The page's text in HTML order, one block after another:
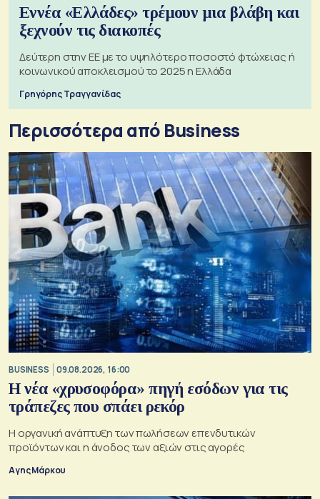
Εννέα «Ελλάδες» τρέμουν μια βλάβη και
ξεχνούν τις διακοπές
Δεύτερη στην ΕΕ με το υψηλότερο ποσοστό φτώχειας ή
κοινωνικού αποκλεισμού το 2025 η Ελλάδα
Γρηγόρης Τραγγανίδας
Περισσότερα από Business
BUSINESS 09.08.2026, 16:00
Η νέα «χρυσοφόρα» πηγή εσόδων για τις
τράπεζες που σπάει ρεκόρ
Η οργανική ανάπτυξη των πωλήσεων επενδυτικών
προϊόντων και η άνοδος των αξιών στις αγορές
Αγης Μάρκου